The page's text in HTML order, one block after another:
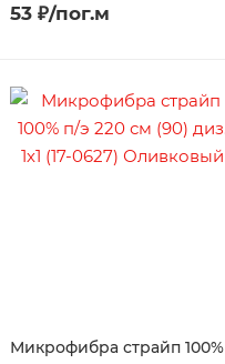
53 ₽/пог.м
Микрофибра страйп 100%